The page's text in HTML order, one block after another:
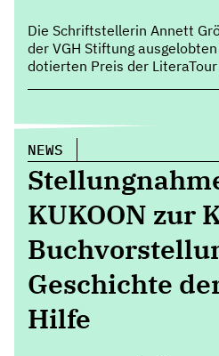
Die Schriftstellerin Annett
der VGH Stiftung
dotierten Preis der
NEWS
KUKOON zur
Geschichte
Hilfe